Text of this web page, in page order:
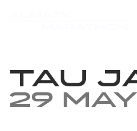
TAU
29 May